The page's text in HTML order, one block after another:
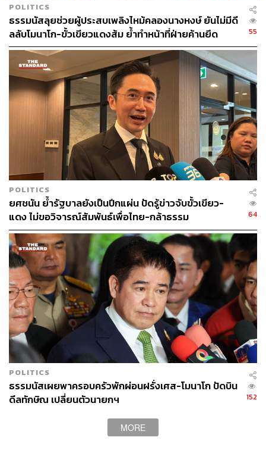
POLITICS
ธรรมนัสลุยช่วยผู้ประสบเพลิงไหม้คลองนางหงษ์ ยันไม่มีดี
ลลับโมนาโก-ขั้วเขียวแดงส้ม ย้ำทำหน้าที่ฝ่ายค้านยึด
ประโยชน์ประชาชน
55
POLITICS
ยศชนัน ย้ำรัฐบาลยังเป็นปึกแผ่น ปัดรู้ข่าวจับขั้วเขียว-
แดง ไม่ขอวิจารณ์สัมพันธ์เพื่อไทย-กล้าธรรม
64
POLITICS
ธรรมนัสเผยพาครอบครัวพักผ่อนฝรั่งเศส-โมนาโก ปัดบิน
ดีลทักษิณ เปลี่ยนตัวนายกฯ
152
MORE